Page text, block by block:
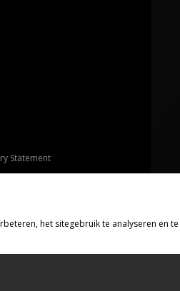
Statement
het sitegebruik te analyseren en